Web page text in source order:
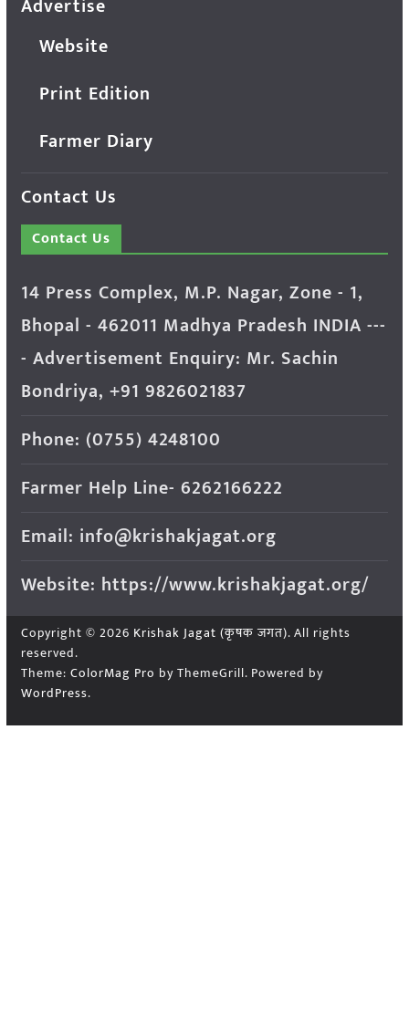
Advertise
Website
Print Edition
Farmer Diary
Contact Us
Contact Us
14 Press Complex, M.P. Nagar, Zone - 1,
Bhopal - 462011 Madhya Pradesh INDIA ---
- Advertisement Enquiry: Mr. Sachin
Bondriya, +91 9826021837
Phone: (0755) 4248100
Farmer Help Line- 6262166222
Email: info@krishakjagat.org
Website: https://www.krishakjagat.org/
Copyright © 2026 Krishak Jagat (कृषक जगत). All rights
reserved.
Theme: ColorMag Pro by ThemeGrill. Powered by
WordPress.